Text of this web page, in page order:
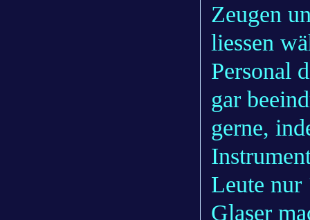
Zeugen
liessen
Personal
gar
gerne,
Leute nur
Glaser